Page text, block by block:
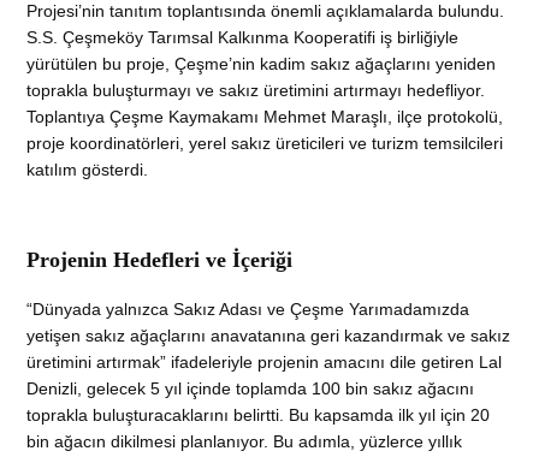
Projesi’nin tanıtım toplantısında önemli açıklamalarda bulundu.
S.S. Çeşmeköy Tarımsal Kalkınma Kooperatifi iş birliğiyle
yürütülen bu proje, Çeşme’nin kadim sakız ağaçlarını yeniden
toprakla buluşturmayı ve sakız üretimini artırmayı hedefliyor.
Toplantıya Çeşme Kaymakamı Mehmet Maraşlı, ilçe protokolü,
proje koordinatörleri, yerel sakız üreticileri ve turizm temsilcileri
katılım gösterdi.
Projenin Hedefleri ve İçeriği
“Dünyada yalnızca Sakız Adası ve Çeşme Yarımadamızda
yetişen sakız ağaçlarını anavatanına geri kazandırmak ve sakız
üretimini artırmak” ifadeleriyle projenin amacını dile getiren Lal
Denizli, gelecek 5 yıl içinde toplamda 100 bin sakız ağacını
toprakla buluşturacaklarını belirtti. Bu kapsamda ilk yıl için 20
bin ağacın dikilmesi planlanıyor. Bu adımla, yüzlerce yıllık